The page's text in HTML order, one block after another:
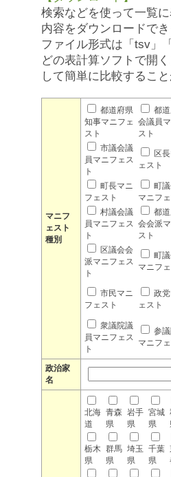
検索などを使って一覧
内容をダウンロードでき
ファイル形式は「tsv」
どの表計算ソフトで開
して簡単に比較すること
マニフ
ェスト
種別
都道府県
知事マニフェ
スト
都
会議員
スト
市議会議
員マニフェス
ト
区
ェスト
町長マニ
フェスト
町
マニフ
村議会議
員マニフェス
ト
都
会会派
スト
区議会会
派マニフェス
ト
町
マニフ
市民マニ
フェスト
政
ェスト
衆議院議
員マニフェス
ト
参
マニフ
政治家
名
北海
道
青森
県
岩手
県
宮城
県
栃木
県
群馬
県
埼玉
県
千葉
県